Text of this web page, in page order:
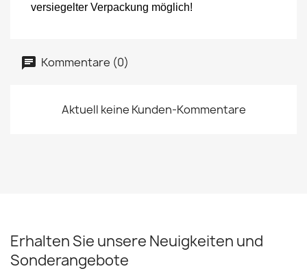
versiegelter Verpackung möglich!
Kommentare (0)
Aktuell keine Kunden-Kommentare
Erhalten Sie unsere Neuigkeiten und
Sonderangebote